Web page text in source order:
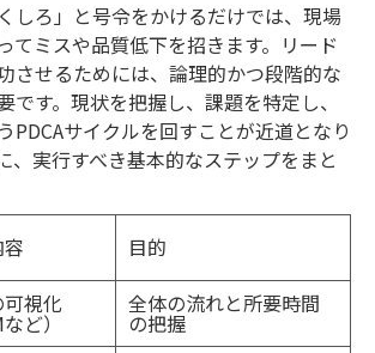
しろ」と号令をかけるだけでは、現場
てミスや品質低下を招きます。リード
させるためには、論理的かつ段階的な
です。現状を把握し、課題を特定し、
PDCAサイクルを回すことが近道となり
、実行すべき基本的なステップをまと
目的
視化
など）
全体の流れと所要時間
の把握